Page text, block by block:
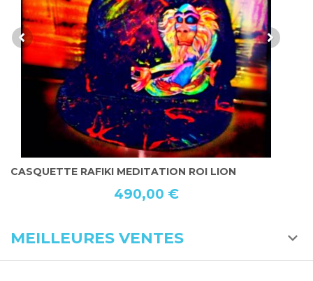
CASQUETTE RAFIKI MEDITATION ROI LION
490,00 €
MEILLEURES VENTES